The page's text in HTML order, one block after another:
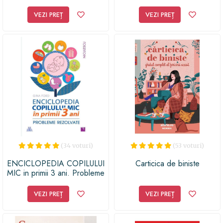
VEZI PREȚ VEZI PREȚ
(34 voturi)
ENCICLOPEDIA COPILULUI
MIC in primii 3 ani. Probleme
VEZI PREȚ
(53 voturi)
Carticica de biniste
VEZI PREȚ